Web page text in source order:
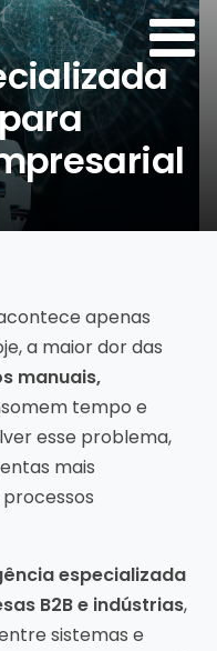
apenas
a maior dor das
manuais,
tempo e
esse problema,
mais
especializada
B2B e indústrias,
sistemas e